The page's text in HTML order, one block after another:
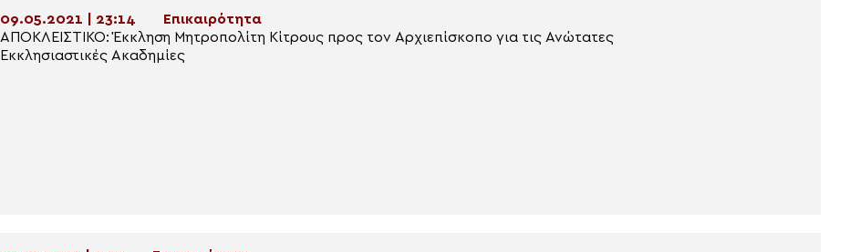
09.05.2021 | 23:14
Επικαιρότητα
ΑΠΟΚΛΕΙΣΤΙΚΟ: Έκκληση Μητροπολίτη Κίτρους προς τον Αρχιεπίσκοπο για τις Ανώτατες
Εκκλησιαστικές Ακαδημίες